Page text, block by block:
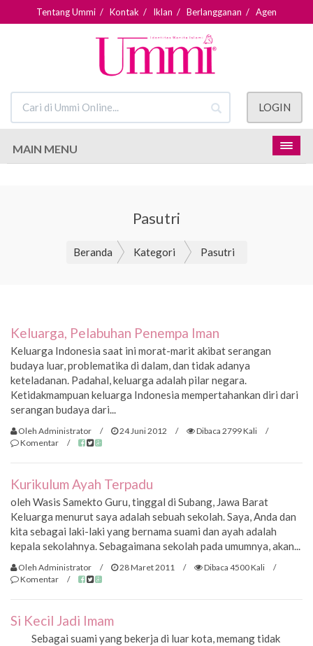
Tentang Ummi / Kontak / Iklan / Berlangganan / Agen
LOGIN
MAIN MENU
Pasutri
Beranda Kategori Pasutri
Keluarga, Pelabuhan Penempa Iman
Keluarga Indonesia saat ini morat-marit akibat serangan
budaya luar, problematika di dalam, dan tidak adanya
keteladanan. Padahal, keluarga adalah pilar negara.
Ketidakmampuan keluarga Indonesia mempertahankan diri dari
serangan budaya dari...
Oleh Administrator / 24 Juni 2012 / Dibaca 2799 Kali
/
Komentar
/
Kurikulum Ayah Terpadu
oleh Wasis Samekto Guru, tinggal di Subang, Jawa Barat
Keluarga menurut saya adalah sebuah sekolah. Saya, Anda dan
kita sebagai laki-laki yang bernama suami dan ayah adalah
kepala sekolahnya. Sebagaimana sekolah pada umumnya, akan...
Oleh Administrator / 28 Maret 2011 / Dibaca 4500 Kali
/
Komentar
/
Si Kecil Jadi Imam
Sebagai suami yang bekerja di luar kota, memang tidak